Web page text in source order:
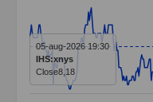
Line chart with 295
The chart has 1 X
The chart has 1 Y
05-aug-2026 19:30
IHS:xnys
Close8,18